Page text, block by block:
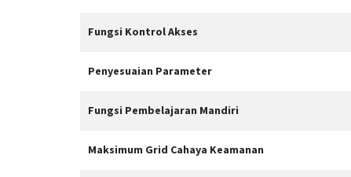
Fungsi Kontrol Akses
Penyesuaian Parameter
Fungsi Pembelajaran Mandiri
Maksimum Grid Cahaya Keamanan